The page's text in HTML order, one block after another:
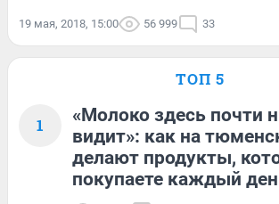
19 мая, 2018, 15:00 56 999 33
ТОП 5
1
«Молоко здесь почти
видит»: как на
делают продукты,
покупаете каждый